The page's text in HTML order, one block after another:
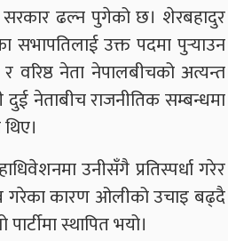
ढल्न पुगेको छ। शेरबहादुर
सभापतिलाई उक्त पदमा पुर्‍याउन
नेता नेपालबीचको अत्यन्त
नेताबीच राजनीतिक सम्बन्धमा
उनीसँगै प्रतिस्पर्धा गरेर
गरेका कारण ओलीको उचाइ बढ्दै
स्थापित भयो।